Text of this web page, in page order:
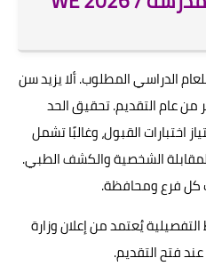
الدراسي المطلوب. ألا يزيد سن
أكتوبر من عام التقديم. تحقيق الحد
اختبارات القبول، وغالبًا تشمل
المقابلة الشخصية والكشف الطبي.
كل فرع ومحافظة.
يُعتمد من إعلان وزارة
عند فتح التقديم.